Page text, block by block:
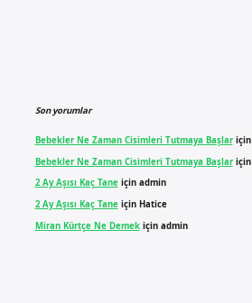
Son yorumlar
Bebekler Ne Zaman Cisimleri Tutmaya Başlariçin
Bebekler Ne Zaman Cisimleri Tutmaya Başlariçin
2 Ay Aşısı Kaç Taneiçin admin
2 Ay Aşısı Kaç Taneiçin Hatice
Miran Kürtçe Ne Demekiçin admin